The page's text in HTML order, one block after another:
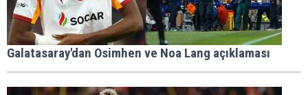
Galatasaray'dan Osimhen ve Noa Lang açıklaması